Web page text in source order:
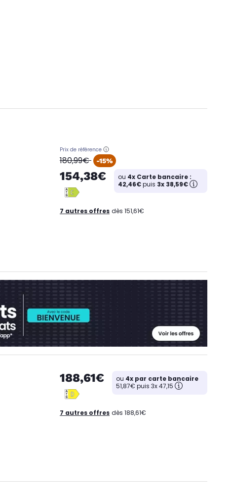
Prix de référence
oldPrice
180,99€ -15%
154,38€ ou 4x Carte bancaire :
42,46€puis 3x 38,59€
7 autres offres dès 151,61€
188,61€ ou 4x par carte bancaire
51,87€ puis 3x 47,15
7 autres offres dès 188,61€